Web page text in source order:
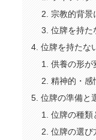
宗教的背景
位牌を持た
位牌を持たな
供養の形が
精神的・感
位牌の準備と
位牌の種類
位牌の選び